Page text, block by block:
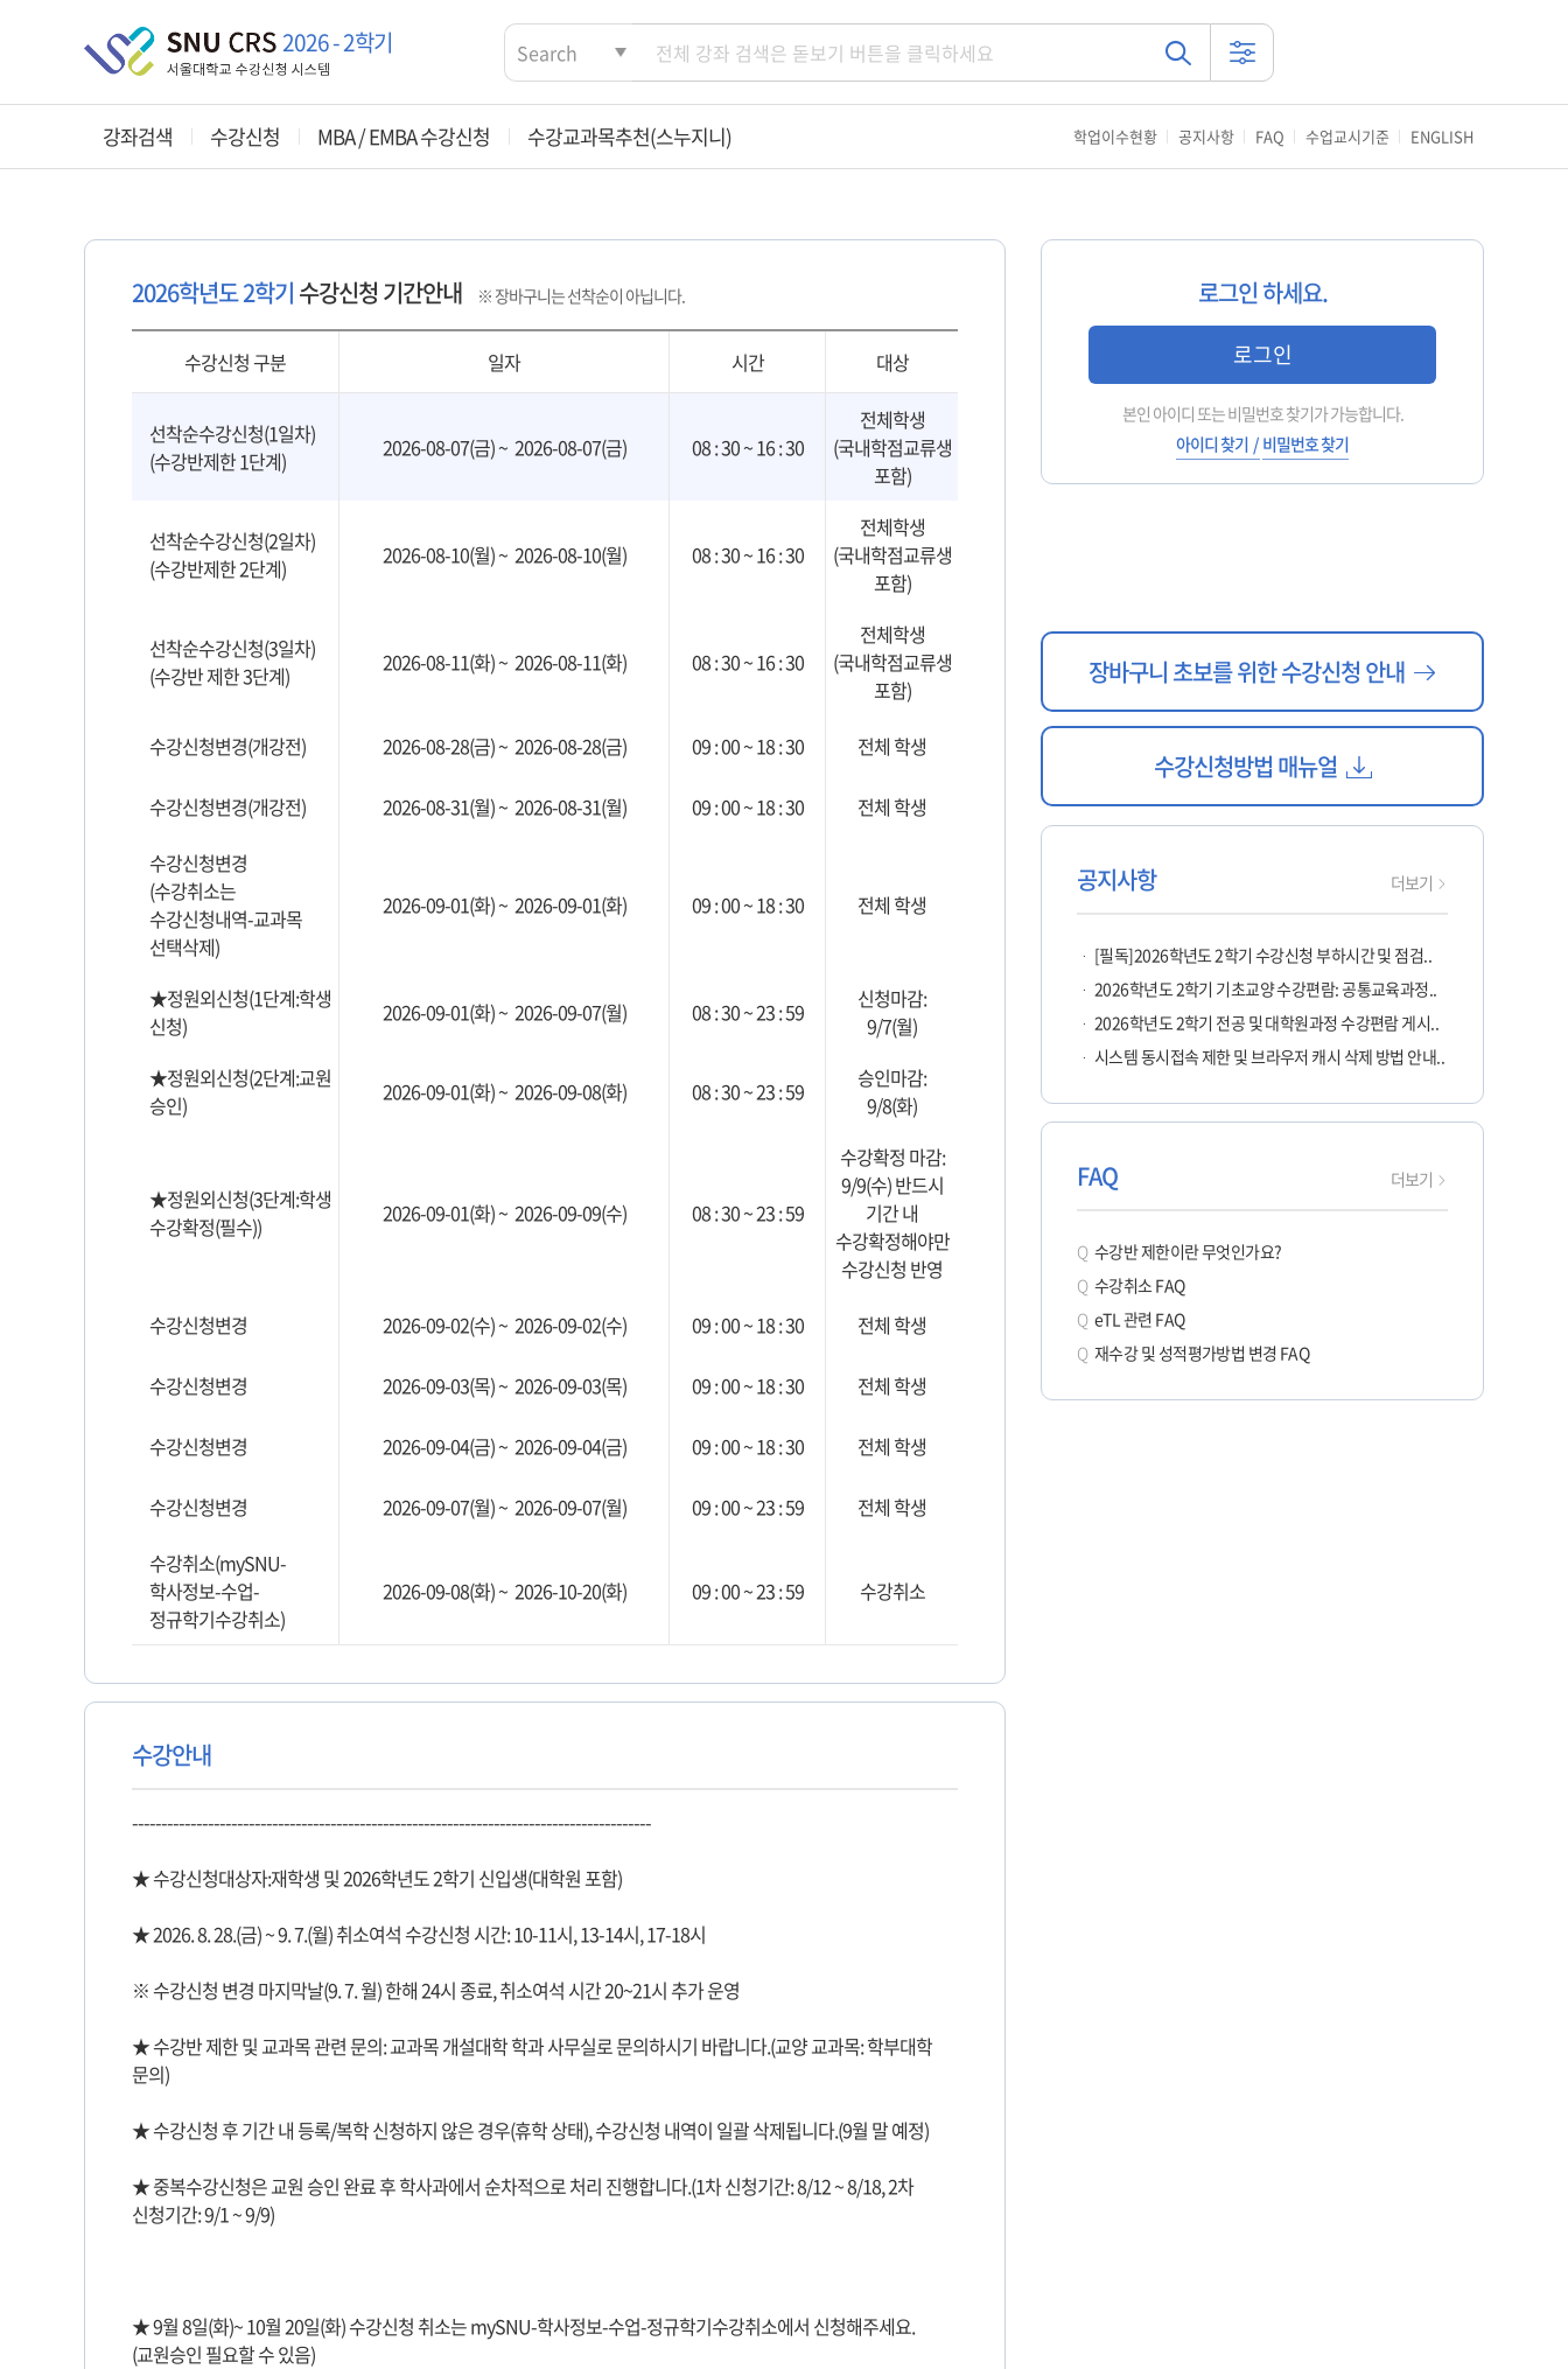
바로가기
2026 - 2학기
강좌
검색
상세검색
강좌검색 수강신청 MBA / EMBA 수강신청 수강교과목추천(스누지니) 학업이수현황 공지사항 FAQ 수업교시기준 ENGLISH
로그인 하세요.
로그인
본인 아이디 또는 비밀번호 찾기가 가능합니다.
아이디 찾기 / 비밀번호 찾기
2026학년도2학기 수강신청 기간안내 ※ 장바구니는 선착순이 아닙니다.
수강신청 구분 일자 시간 대상
선착순수강신청(1일차)
(수강반제한 1단계)
2026-08-07(금) ~ 2026-08-07(금) 08 : 30 ~ 16 : 30
전체학생
(국내학점교류생
포함)
선착순수강신청(2일차)
(수강반제한 2단계)
2026-08-10(월) ~ 2026-08-10(월) 08 : 30 ~ 16 : 30
전체학생
(국내학점교류생
포함)
선착순수강신청(3일차)
(수강반 제한 3단계)
2026-08-11(화) ~ 2026-08-11(화) 08 : 30 ~ 16 : 30
전체학생
(국내학점교류생
포함)
수강신청변경(개강전)
2026-08-28(금) ~ 2026-08-28(금) 09 : 00 ~ 18 : 30 전체 학생
수강신청변경(개강전) 2026-08-31(월) ~ 2026-08-31(월) 09 : 00 ~ 18 : 30
전체 학생
수강신청변경
(수강취소는
수강신청내역-교과목
선택삭제)
2026-09-01(화) ~ 2026-09-01(화) 09 : 00 ~ 18 : 30 전체 학생
★정원외신청(1단계:학생
신청)
2026-09-01(화) ~ 2026-09-07(월) 08 : 30 ~ 23 : 59
신청마감:
9/7(월)
★정원외신청(2단계:교원
승인)
2026-09-01(화) ~ 2026-09-08(화) 08 : 30 ~ 23 : 59
승인마감:
9/8(화)
★정원외신청(3단계:학생
수강확정(필수))
2026-09-01(화) ~ 2026-09-09(수) 08 : 30 ~ 23 : 59
수강확정 마감:
9/9(수) 반드시
기간 내
수강확정해야만
수강신청 반영
수강신청변경
2026-09-02(수) ~ 2026-09-02(수) 09 : 00 ~ 18 : 30 전체 학생
수강신청변경 2026-09-03(목) ~ 2026-09-03(목) 09 : 00 ~ 18 : 30 전체 학생
수강신청변경 2026-09-04(금) ~ 2026-09-04(금) 09 : 00 ~ 18 : 30 전체 학생
수강신청변경 2026-09-07(월) ~ 2026-09-07(월) 09 : 00 ~ 23 : 59
전체 학생
수강취소(mySNU-
학사정보-수업-
정규학기수강취소)
2026-09-08(화) ~ 2026-10-20(화) 09 : 00 ~ 23 : 59 수강취소
장바구니 초보를 위한 수강신청 안내새창으로
수강신청방법 매뉴얼 다운받기
수강안내
-----------------------------------------------------------------------------------------
★ 수강신청대상자:재학생 및 2026학년도 2학기 신입생(대학원 포함)
★ 2026. 8. 28.(금) ~ 9. 7.(월) 취소여석 수강신청 시간: 10-11시, 13-14시, 17-18시
※ 수강신청 변경 마지막날(9. 7. 월) 한해 24시 종료, 취소여석 시간 20~21시 추가 운영
★ 수강반 제한 및 교과목 관련 문의: 교과목 개설대학 학과 사무실로 문의하시기 바랍니다.(교양 교과목: 학부대학
문의)
★ 수강신청 후 기간 내 등록/복학 신청하지 않은 경우(휴학 상태), 수강신청 내역이 일괄 삭제됩니다.(9월 말 예정)
★ 중복수강신청은 교원 승인 완료 후 학사과에서 순차적으로 처리 진행합니다.(1차 신청기간: 8/12 ~ 8/18, 2차
신청기간: 9/1 ~ 9/9)
★ 9월 8일(화)~ 10월 20일(화) 수강신청 취소는 mySNU-학사정보-수업-정규학기수강취소에서 신청해주세요.
(교원승인 필요할 수 있음)
공지사항
[필독]2026학년도 2학기 수강신청 부하시간 및 점검..
2026학년도 2학기 기초교양 수강편람: 공통교육과정..
2026학년도 2학기 전공 및 대학원과정 수강편람 게시..
시스템 동시접속 제한 및 브라우저 캐시 삭제 방법 안내..
공지사항
페이지로
이동
더보기
FAQ
수강반 제한이란 무엇인가요?
수강취소 FAQ
eTL 관련 FAQ
재수강 및 성적평가방법 변경 FAQ
자주
묻는
더보기